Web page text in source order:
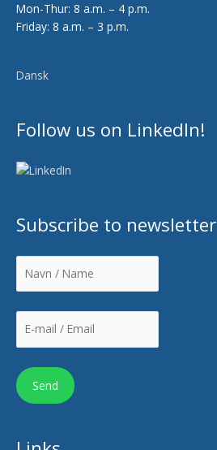
Mon-Thur: 8 a.m. – 4 p.m.
Friday: 8 a.m. – 3 p.m.
Dansk
Follow us on LinkedIn!
Subscribe to newsletter